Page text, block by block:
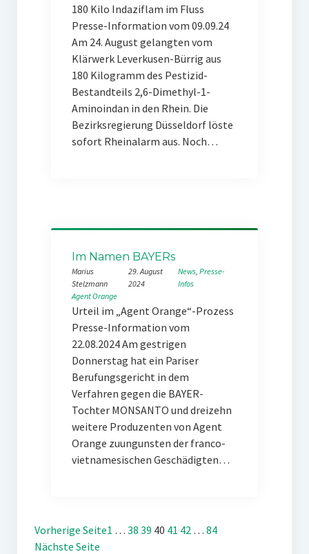
180 Kilo Indaziflam im Fluss
Presse-Information vom 09.09.24
Am 24. August gelangten vom
Klärwerk Leverkusen-Bürrig aus
180 Kilogramm des Pestizid-
Bestandteils 2,6-Dimethyl-1-
Aminoindan in den Rhein. Die
Bezirksregierung Düsseldorf löste
sofort Rheinalarm aus. Noch…
Im Namen BAYERs
Marius
Stelzmann
29. August
2024
News, Presse-
Infos
Agent Orange
Urteil im „Agent Orange“-Prozess
Presse-Information vom
22.08.2024 Am gestrigen
Donnerstag hat ein Pariser
Berufungsgericht in dem
Verfahren gegen die BAYER-
Tochter MONSANTO und dreizehn
weitere Produzenten von Agent
Orange zuungunsten der franco-
vietnamesischen Geschädigten…
Vorherige Seite1 … 38 39 40 41 42 … 84
Nächste Seite